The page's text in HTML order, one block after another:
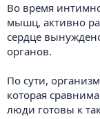
Во время
мышц, активно
сердце
органов.
По сути,
которая
люди готовы к